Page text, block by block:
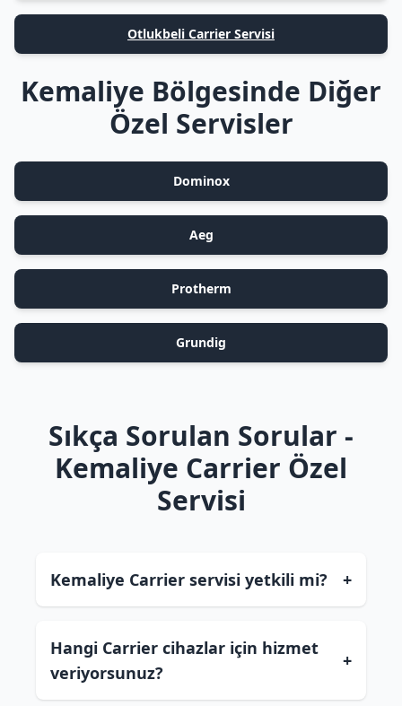
Otlukbeli Carrier Servisi
Kemaliye Bölgesinde Diğer
Özel Servisler
Dominox
Aeg
Protherm
Grundig
Sıkça Sorulan Sorular -
Kemaliye Carrier Özel
Servisi
Kemaliye Carrier servisi yetkili mi? +
Hangi Carrier cihazlar için hizmet
veriyorsunuz?
+